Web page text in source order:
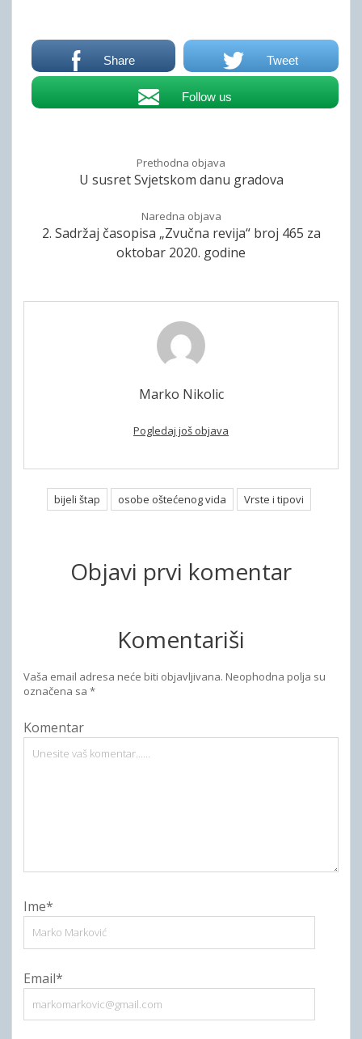
Share Tweet
Follow us
Prethodna objava
U susret Svjetskom danu gradova
Naredna objava
2. Sadržaj časopisa „Zvučna revija“ broj 465 za
oktobar 2020. godine
Marko Nikolic
Pogledaj još objava
bijeli štap osobe oštećenog vida Vrste i tipovi
Objavi prvi komentar
Komentariši
Vaša email adresa neće biti objavljivana. Neophodna polja su
označena sa *
Komentar
Ime*
Email*